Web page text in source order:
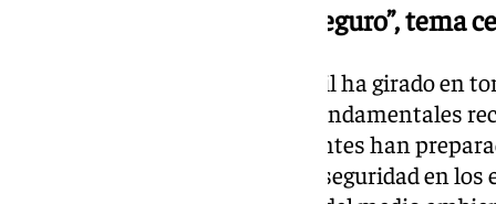
El “Derecho a un entorno seguro”, tema
En esta edición, el Pleno Infantil ha girado en
, uno de los principios fundamentales
Derechos del Niño. Los estudiantes han
abordando cuestiones como la seguridad en